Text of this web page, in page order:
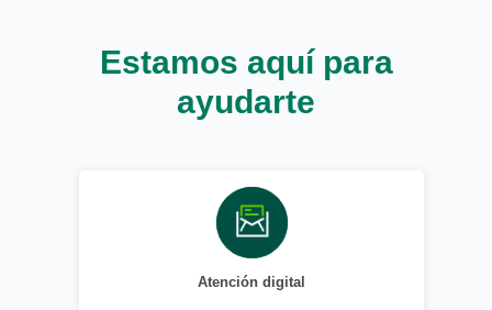
Estamos aquí para
ayudarte
Atención digital